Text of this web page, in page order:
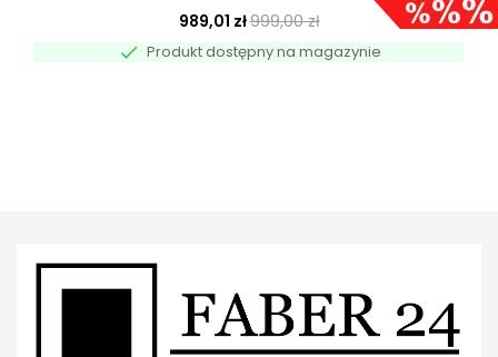
989,01 zł999,00 zł
 Produkt dostępny na magazynie